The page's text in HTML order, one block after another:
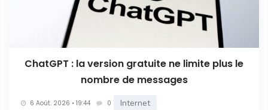
ChatGPT : la version gratuite ne limite plus le
nombre de messages
6 Août. 2026 • 19:44 0 Internet